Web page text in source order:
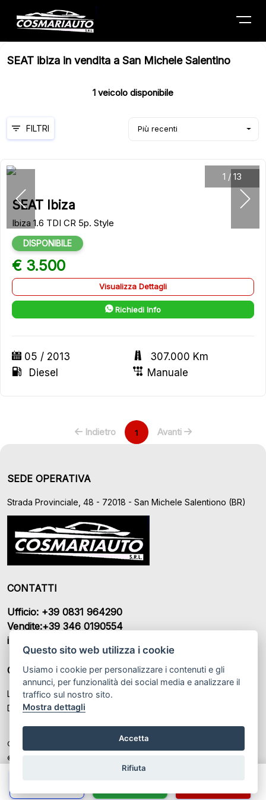
Questo sito web utilizza i cookie
Usiamo i cookie per personalizzare i contenuti e gli
annunci, per funzionalità dei social media e analizzare il
traffico sul nostro sito.
Mostra dettagli
Accetta
Rifiuta
SEAT ibiza in vendita a San Michele Salentino
1 veicolo disponibile
Più recenti
FILTRI
1 / 13
SEAT Ibiza
Ibiza 1.6 TDI CR 5p. Style
DISPONIBILE
€ 3.500
Visualizza Dettagli
Richiedi Info
05 / 2013
307.000 Km
Diesel
Manuale
Indietro 1 Avanti
SEDE OPERATIVA
Strada Provinciale, 48 - 72018 - San Michele Salentiono (BR)
CONTATTI
Ufficio: +39 0831 964290
Vendite:+39 346 0190554
info@cosmariauto.it
ORARI DI APERTURA
Lunedì – Sabato: 08:30 - 13:00 / 15:30 - 20:30
Domenica: 10:30 - 12:30
Cosmari Auto SRL P.IVA: IT 02391930746
© Another site by